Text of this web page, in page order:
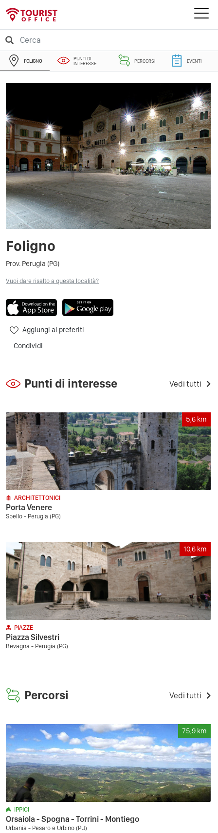
FOLIGNO
PUNTI DI
INTERESSE
PERCORSI EVENTI
Foligno
Prov. Perugia (PG)
Vuoi dare risalto a questa località?
Aggiungi ai preferiti
Condividi
Punti di interesse Vedi tutti
5,6 km
ARCHITETTONICI
Porta Venere
Spello - Perugia (PG)
10,6 km
PIAZZE
Piazza Silvestri
Bevagna - Perugia (PG)
Percorsi Vedi tutti
75,9 km
IPPICI
Orsaiola - Spogna - Torrini - Montiego
Urbania - Pesaro e Urbino (PU)